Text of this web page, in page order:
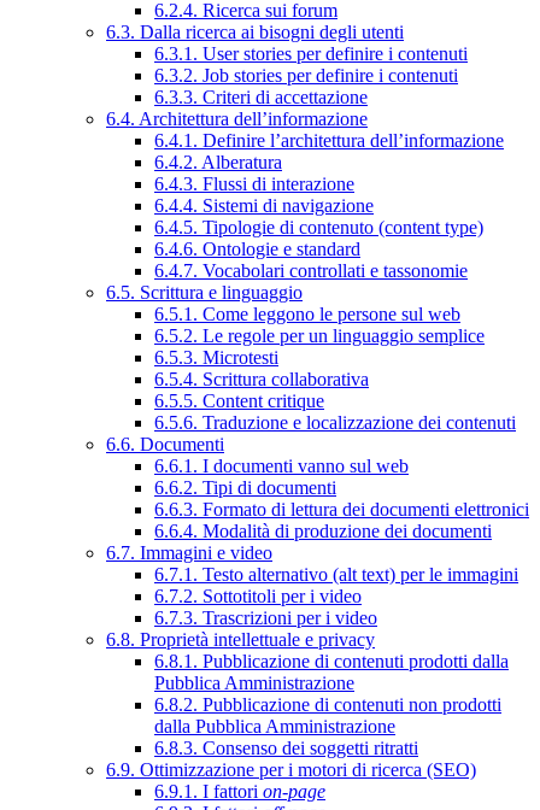
6.2.4. Ricerca sui forum
6.3. Dalla ricerca ai bisogni degli utenti
6.3.1. User stories per definire i contenuti
6.3.2. Job stories per definire i contenuti
6.3.3. Criteri di accettazione
6.4. Architettura dell’informazione
6.4.1. Definire l’architettura dell’informazione
6.4.2. Alberatura
6.4.3. Flussi di interazione
6.4.4. Sistemi di navigazione
6.4.5. Tipologie di contenuto (content type)
6.4.6. Ontologie e standard
6.4.7. Vocabolari controllati e tassonomie
6.5. Scrittura e linguaggio
6.5.1. Come leggono le persone sul web
6.5.2. Le regole per un linguaggio semplice
6.5.3. Microtesti
6.5.4. Scrittura collaborativa
6.5.5. Content critique
6.5.6. Traduzione e localizzazione dei contenuti
6.6. Documenti
6.6.1. I documenti vanno sul web
6.6.2. Tipi di documenti
6.6.3. Formato di lettura dei documenti elettronici
6.6.4. Modalità di produzione dei documenti
6.7. Immagini e video
6.7.1. Testo alternativo (alt text) per le immagini
6.7.2. Sottotitoli per i video
6.7.3. Trascrizioni per i video
6.8. Proprietà intellettuale e privacy
6.8.1. Pubblicazione di contenuti prodotti dalla
Pubblica Amministrazione
6.8.2. Pubblicazione di contenuti non prodotti
dalla Pubblica Amministrazione
6.8.3. Consenso dei soggetti ritratti
6.9. Ottimizzazione per i motori di ricerca (SEO)
6.9.1. I fattori on-page